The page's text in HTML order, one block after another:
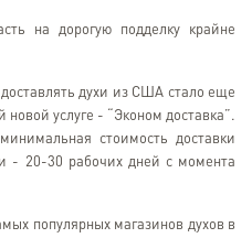
на дорогую подделку крайне
духи из США стало еще
услуге - “Эконом доставка”.
стоимость доставки
- 20-30 рабочих дней с момента
популярных магазинов духов в